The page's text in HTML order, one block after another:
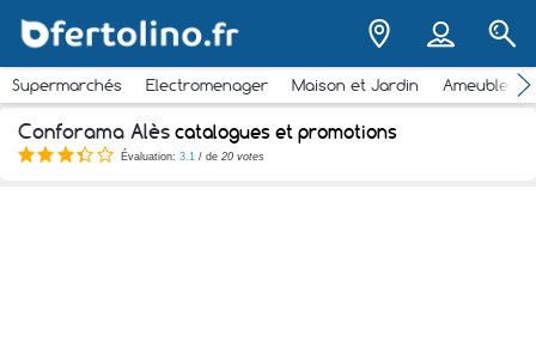
Supermarchés Electromenager Maison et Jardin
Conforama Alès catalogues et promotions
Évaluation: 3.1 / de 20 votes